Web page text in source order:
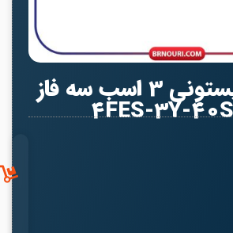
کمپرسور پیستونی 3 اسب سه فاز